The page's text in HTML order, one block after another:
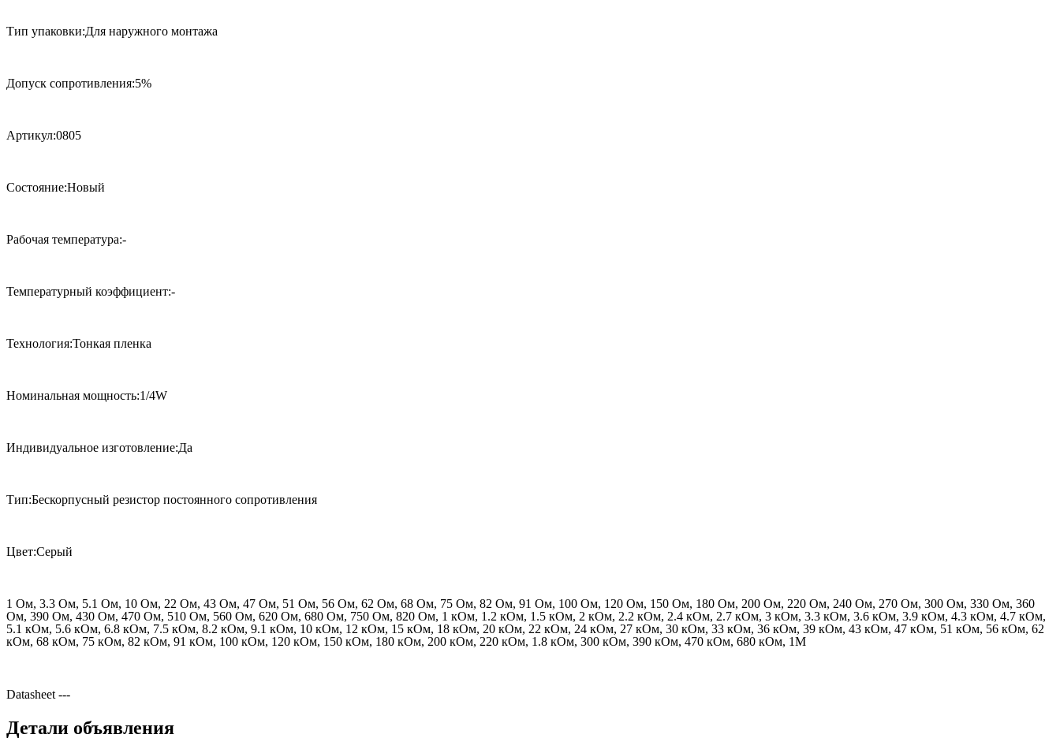
Тип упаковки:Для наружного монтажа
Допуск сопротивления:5%
Артикул:0805
Состояние:Новый
Рабочая температура:-
Температурный коэффициент:-
Технология:Тонкая пленка
Номинальная мощность:1/4W
Индивидуальное изготовление:Да
Тип:Бескорпусный резистор постоянного сопротивления
Цвет:Серый
1 Ом, 3.3 Ом, 5.1 Ом, 10 Ом, 22 Ом, 43 Ом, 47 Ом, 51 Ом, 56 Ом, 62 Ом, 68 Ом, 75 Ом, 82 Ом, 91 Ом, 100 Ом, 120 Ом, 150 Ом, 180 Ом, 200 Ом, 220 Ом, 240 Ом, 270 Ом, 300 Ом, 330 Ом, 360
Ом, 390 Ом, 430 Ом, 470 Ом, 510 Ом, 560 Ом, 620 Ом, 680 Ом, 750 Ом, 820 Ом, 1 кОм, 1.2 кОм, 1.5 кОм, 2 кОм, 2.2 кОм, 2.4 кОм, 2.7 кОм, 3 кОм, 3.3 кОм, 3.6 кОм, 3.9 кОм, 4.3 кОм, 4.7 кОм,
5.1 кОм, 5.6 кОм, 6.8 кОм, 7.5 кОм, 8.2 кОм, 9.1 кОм, 10 кОм, 12 кОм, 15 кОм, 18 кОм, 20 кОм, 22 кОм, 24 кОм, 27 кОм, 30 кОм, 33 кОм, 36 кОм, 39 кОм, 43 кОм, 47 кОм, 51 кОм, 56 кОм, 62
кОм, 68 кОм, 75 кОм, 82 кОм, 91 кОм, 100 кОм, 120 кОм, 150 кОм, 180 кОм, 200 кОм, 220 кОм, 1.8 кОм, 300 кОм, 390 кОм, 470 кОм, 680 кОм, 1M
Datasheet ---
Детали объявления